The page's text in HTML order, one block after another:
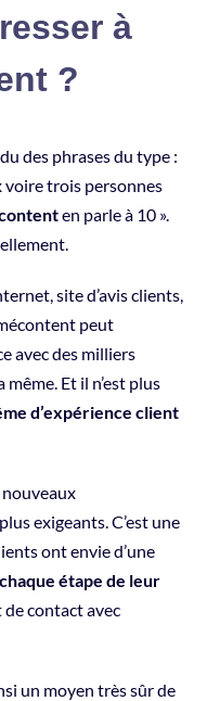
à
?
des phrases du type :
voire trois personnes
en parle à 10 ».
site d’avis clients,
peut
avec des milliers
Et il n’est plus
d’expérience client
exigeants. C’est une
ont envie d’une
étape de leur
contact avec
un moyen très sûr de